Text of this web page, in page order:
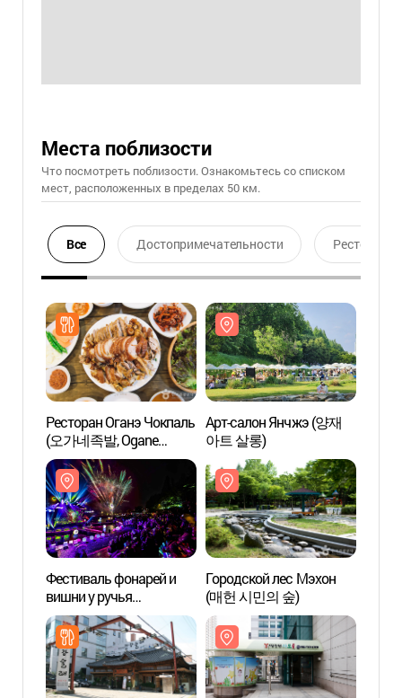
Места поблизости
Что посмотреть поблизости. Ознакомьтесь со списком
мест, расположенных в пределах 50 км.
Все Достопримечательности Ресторан
Ресторан Оганэ Чокпаль
(오가네족발, Ogane
Jokbal)
Арт-салон Янчжэ (양재
아트 살롱)
Фестиваль фонарей и
вишни у ручья
Янчжэчхон (양재천 벚꽃
등(燈) 축제)
Городской лес Мэхон
(매헌 시민의 숲)